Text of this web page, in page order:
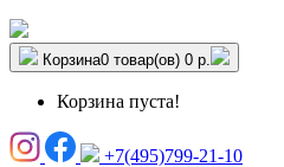
Корзина0 товар(ов) 0 р.
Корзина пуста!
+7(495)799-21-10